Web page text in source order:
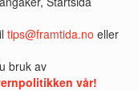
tips@framtida.no eller
bruk av
vår!